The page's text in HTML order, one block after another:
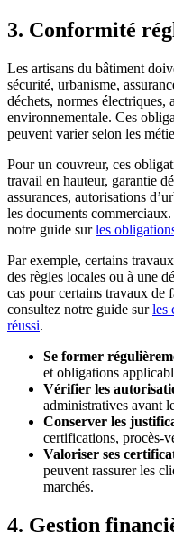
3. Conformité
Les artisans du bâtiment
sécurité, urbanisme,
déchets, normes électriques,
environnementale. Ces
peuvent varier selon les
Pour un couvreur, ces
travail en hauteur, garantie
assurances, autorisations
les documents
notre guide surles
Par exemple, certains
des règles locales ou à une
cas pour certains travaux de
consultez notre guide surles
réussi.
Se former
et obligations
Vérifier les
administratives avant
Conserver les
certifications, procès-
Valoriser ses
peuvent rassurer les
marchés.
4. Gestion